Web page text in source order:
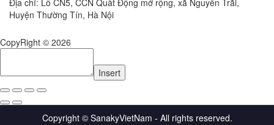
Địa chỉ: Lô CN5, CCN Quất Động mở rộng, xã Nguyễn Trãi,
Huyện Thường Tín, Hà Nội
CopyRight © 2026
Insert
Copyright © SanakyVietNam - All rights reserved.